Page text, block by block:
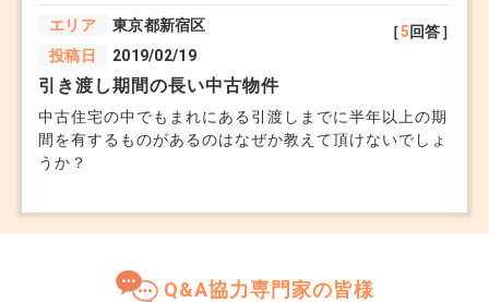
エリア
東京都新宿区
投稿日
2019/02/19
［5回答］
引き渡し期間の長い中古物件
中古住宅の中でもまれにある引渡しまでに半年以上の期
間を有するものがあるのはなぜか教えて頂けないでしょ
うか？
Q&A協力専門家の皆様